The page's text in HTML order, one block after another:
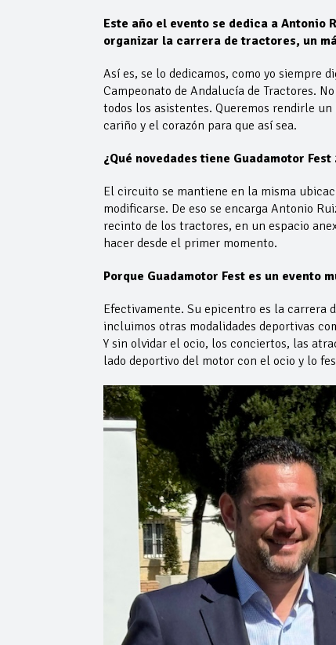
Este año el evento se dedica a Antonio
organizar la carrera de tractores, un
Así es, se lo dedicamos, como yo siempre
Campeonato de Andalucía de Tractores.
todos los asistentes. Queremos rendirle
cariño y el corazón para que así sea.
¿Qué novedades tiene Guadamotor Fest
El circuito se mantiene en la misma
modificarse. De eso se encarga Antonio
recinto de los tractores, en un espacio
hacer desde el primer momento.
Porque Guadamotor Fest es un evento
Efectivamente. Su epicentro es la carrera
incluimos otras modalidades deportivas
Y sin olvidar el ocio, los conciertos, las
lado deportivo del motor con el ocio y lo